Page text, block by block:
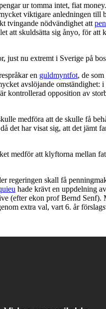
ur tomma intet, fiat
viktigare anledningen till
tvingande nödvändighet att
att skuldsätta sig ånyo, för att
just nu extremt i Sverige på
en guldmyntfot, de
avslöjande omständighet:
kontrollerad opposition av
medföra att de skulle få
det har visat sig, att det jämt
medför att klyftorna mellan
regeringen skall få
hade krävt en uppdelning
(efter ekon prof Bernd Senf).
extra val, vart 6. år